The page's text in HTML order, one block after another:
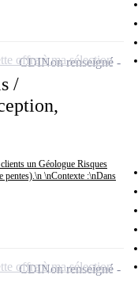
/
un Géologue Risques
pentes).\n \nContexte :\nDans
CDINon renseigné
offre à ma sélection
CDINon renseigné
offre à ma sélection